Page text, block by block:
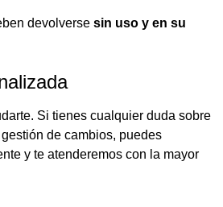
devolverse sin uso y en su
Si tienes cualquier duda sobre
de cambios, puedes
y te atenderemos con la mayor